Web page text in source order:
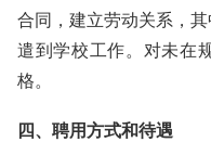
合同，建立劳动关系，
遣到学校工作。对未在
格。
四、聘用方式和待遇